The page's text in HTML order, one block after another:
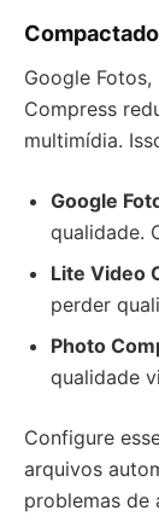
Google
Compress
multimídia.
Google
qualidade.
Lite Video
perder
Photo
qualidade
Configure
arquivos
problemas de